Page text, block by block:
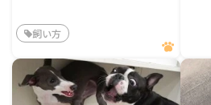
飼い方